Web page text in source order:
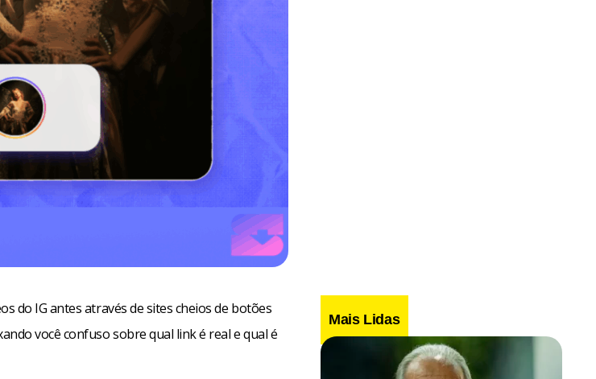
do IG antes através de sites cheios de botões
você confuso sobre qual link é real e qual é
Mais Lidas